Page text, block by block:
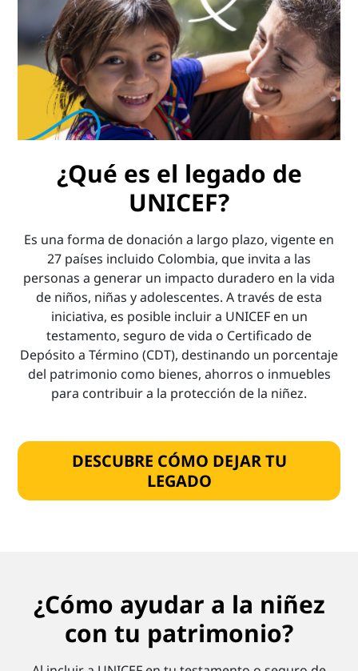
¿Qué es el legado de
UNICEF?
Es una forma de donación a largo plazo, vigente en
27 países incluido Colombia, que invita a las
personas a generar un impacto duradero en la vida
de niños, niñas y adolescentes. A través de esta
iniciativa, es posible incluir a UNICEF en un
testamento, seguro de vida o Certificado de
Depósito a Término (CDT), destinando un porcentaje
del patrimonio como bienes, ahorros o inmuebles
para contribuir a la protección de la niñez.
DESCUBRE CÓMO DEJAR TU
LEGADO
¿Cómo ayudar a la niñez
con tu patrimonio?